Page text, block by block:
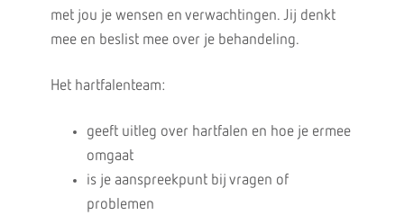
met jou je wensen en verwachtingen. Jij denkt
mee en beslist mee over je behandeling.
Het hartfalenteam:
geeft uitleg over hartfalen en hoe je ermee
omgaat
is je aanspreekpunt bij vragen of
problemen